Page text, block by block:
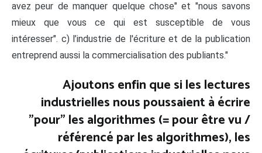
avez peur de manquer quelque chose" et "nous savons
mieux que vous ce qui est susceptible de vous
intéresser". c) l’industrie de l'écriture et de la publication
entreprend aussi la commercialisation des publiants."
Ajoutons enfin que si les lectures
industrielles nous poussaient à écrire
"pour" les algorithmes (= pour être vu /
référencé par les algorithmes), les